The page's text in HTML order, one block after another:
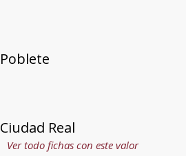
Poblete
Ciudad Real
Ver todo fichas con este valor